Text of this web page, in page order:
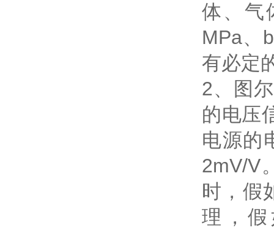
体、气
MPa、
有必定
2、图
的电压
电源的
2mV/V
时，假
理，